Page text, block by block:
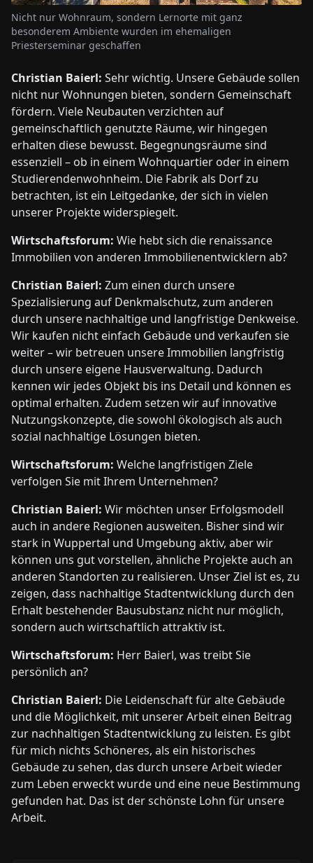
Nicht nur Wohnraum, sondern Lernorte mit ganz
besonderem Ambiente wurden im ehemaligen
Priesterseminar geschaffen
Christian Baierl: Sehr wichtig. Unsere Gebäude sollen
nicht nur Wohnungen bieten, sondern Gemeinschaft
fördern. Viele Neubauten verzichten auf
gemeinschaftlich genutzte Räume, wir hingegen
erhalten diese bewusst. Begegnungsräume sind
essenziell – ob in einem Wohnquartier oder in einem
Studierendenwohnheim. Die Fabrik als Dorf zu
betrachten, ist ein Leitgedanke, der sich in vielen
unserer Projekte widerspiegelt.
Wirtschaftsforum: Wie hebt sich die renaissance
Immobilien von anderen Immobilienentwicklern ab?
Christian Baierl: Zum einen durch unsere
Spezialisierung auf Denkmalschutz, zum anderen
durch unsere nachhaltige und langfristige Denkweise.
Wir kaufen nicht einfach Gebäude und verkaufen sie
weiter – wir betreuen unsere Immobilien langfristig
durch unsere eigene Hausverwaltung. Dadurch
kennen wir jedes Objekt bis ins Detail und können es
optimal erhalten. Zudem setzen wir auf innovative
Nutzungskonzepte, die sowohl ökologisch als auch
sozial nachhaltige Lösungen bieten.
Wirtschaftsforum: Welche langfristigen Ziele
verfolgen Sie mit Ihrem Unternehmen?
Christian Baierl: Wir möchten unser Erfolgsmodell
auch in andere Regionen ausweiten. Bisher sind wir
stark in Wuppertal und Umgebung aktiv, aber wir
können uns gut vorstellen, ähnliche Projekte auch an
anderen Standorten zu realisieren. Unser Ziel ist es, zu
zeigen, dass nachhaltige Stadtentwicklung durch den
Erhalt bestehender Bausubstanz nicht nur möglich,
sondern auch wirtschaftlich attraktiv ist.
Wirtschaftsforum: Herr Baierl, was treibt Sie
persönlich an?
Christian Baierl: Die Leidenschaft für alte Gebäude
und die Möglichkeit, mit unserer Arbeit einen Beitrag
zur nachhaltigen Stadtentwicklung zu leisten. Es gibt
für mich nichts Schöneres, als ein historisches
Gebäude zu sehen, das durch unsere Arbeit wieder
zum Leben erweckt wurde und eine neue Bestimmung
gefunden hat. Das ist der schönste Lohn für unsere
Arbeit.